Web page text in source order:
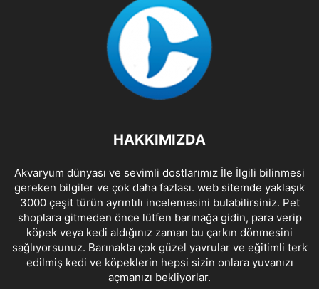
HAKKIMIZDA
Akvaryum dünyası ve sevimli dostlarımız İle İlgili bilinmesi
gereken bilgiler ve çok daha fazlası. web sitemde yaklaşık
3000 çeşit türün ayrıntılı incelemesini bulabilirsiniz. Pet
shoplara gitmeden önce lütfen barınağa gidin, para verip
köpek veya kedi aldığınız zaman bu çarkın dönmesini
sağlıyorsunuz. Barınakta çok güzel yavrular ve eğitimli terk
edilmiş kedi ve köpeklerin hepsi sizin onlara yuvanızı
açmanızı bekliyorlar.